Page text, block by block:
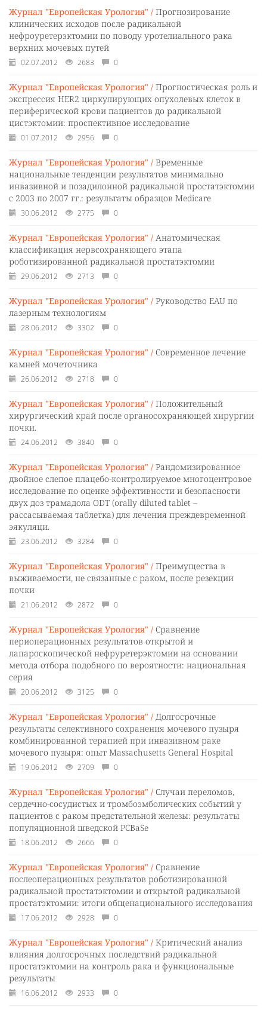
Журнал "Европейская Урология" / Прогнозирование
клинических исходов после радикальной
нефроуретерэктомии по поводу уротелиального рака
верхних мочевых путей
02.07.2012 2683 0
Журнал "Европейская Урология" / Прогностическая роль и
экспрессия HER2 циркулирующих опухолевых клеток в
периферической крови пациентов до радикальной
цистэктомии: проспективное исследование
01.07.2012 2956 0
Журнал "Европейская Урология" / Временные
национальные тенденции результатов минимально
инвазивной и позадилонной радикальной простатэктомии
с 2003 по 2007 гг.: результаты образцов Medicare
30.06.2012 2775 0
Журнал "Европейская Урология" / Анатомическая
классификация нервсохраняющего этапа
роботизированной радикальной простатэктомии
29.06.2012 2713 0
Журнал "Европейская Урология" / Руководство EAU по
лазерным технологиям
28.06.2012 3302 0
Журнал "Европейская Урология" / Современное лечение
камней мочеточника
26.06.2012 2718 0
Журнал "Европейская Урология" / Положительный
хирургический край после органосохраняющей хирургии
почки.
24.06.2012 3840 0
Журнал "Европейская Урология" / Рандомизированное
двойное слепое плацебо-контролируемое многоцентровое
исследование по оценке эффективности и безопасности
двух доз трамадола ODT (orally diluted tablet –
рассасываемая таблетка) для лечения преждевременной
эякуляци.
23.06.2012 3284 0
Журнал "Европейская Урология" / Преимущества в
выживаемости, не связанные с раком, после резекции
почки
21.06.2012 2872 0
Журнал "Европейская Урология" / Сравнение
периоперационных результатов открытой и
лапароскопической нефруретерэктомии на основании
метода отбора подобного по вероятности: национальная
серия
20.06.2012 3125 0
Журнал "Европейская Урология" / Долгосрочные
результаты селективного сохранения мочевого пузыря
комбинированной терапией при инвазивном раке
мочевого пузыря: опыт Massachusetts General Hospital
19.06.2012 2709 0
Журнал "Европейская Урология" / Случаи переломов,
сердечно-сосудистых и тромбоэмболических событий у
пациентов с раком предстательной железы: результаты
популяционной шведской PCBaSe
18.06.2012 2666 0
Журнал "Европейская Урология" / Сравнение
послеоперационных результатов роботизированной
радикальной простатэктомии и открытой радикальной
простатэктомии: итоги общенационального исследования
17.06.2012 2928 0
Журнал "Европейская Урология" / Критический анализ
влияния долгосрочных последствий радикальной
простатэктомии на контроль рака и функциональные
результаты
16.06.2012 2933 0